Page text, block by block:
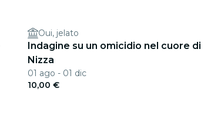
Oui, jelato
Indagine su un omicidio nel cuore di
Nizza
01 ago - 01 dic
10,00 €